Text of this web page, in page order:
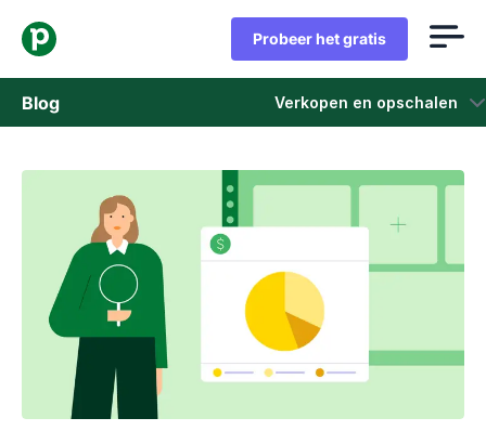
Probeer het gratis
Blog Verkopen en opschalen
Verkoop
Marketing
Producten Update
Casestudies
Opent in nieuw venster